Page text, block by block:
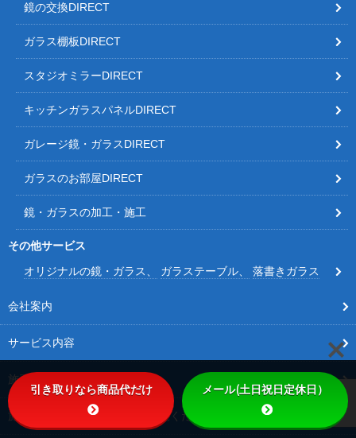
鏡の交換DIRECT
ガラス棚板DIRECT
スタジオミラーDIRECT
キッチンガラスパネルDIRECT
ガレージ鏡・ガラスDIRECT
ガラスのお部屋DIRECT
鏡・ガラスの加工・施工
その他サービス
オリジナルの鏡・ガラス
ガラステーブル 落書きガラス
会社案内
サービス内容
施工事例
施工事例その他Instagramをご覧ください
引き取りなら商品代だけ メール(土日祝日定休日）